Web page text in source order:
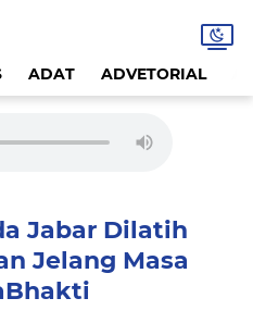
ADAT ADVETORIAL
Jabar Dilatih
Jelang Masa